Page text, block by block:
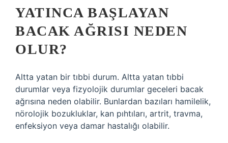
YATINCA BAŞLAYAN
BACAK AĞRISI NEDEN
OLUR?
Altta yatan bir tıbbi durum. Altta yatan tıbbi
durumlar veya fizyolojik durumlar geceleri bacak
ağrısına neden olabilir. Bunlardan bazıları hamilelik,
nörolojik bozukluklar, kan pıhtıları, artrit, travma,
enfeksiyon veya damar hastalığı olabilir.